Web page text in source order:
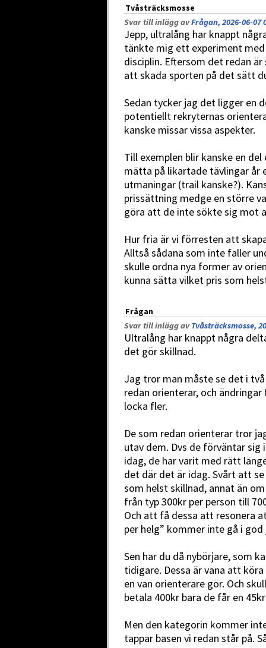
Tvåsträcksmosse
Svar till inlägg avFrågan, 2026-06-07
Jepp, ultralång har knappt
tänkte mig ett experiment
disciplin. Eftersom det redan
att skada sporten på det sätt
Sedan tycker jag det ligger en
potentiellt rekryternas
kanske missar vissa aspekter.
Till exemplen blir kanske en
mätta på likartade tävlingar år
utmaningar (trail kanske?).
prissättning medge en större
göra att de inte sökte sig mot
Hur fria är vi förresten att
Alltså sådana som inte faller
skulle ordna nya former av
kunna sätta vilket pris som
Frågan
Svar till inlägg avTvåsträcksmosse,
Ultralång har knappt några
det gör skillnad.
Jag tror man måste se det i
redan orienterar, och
locka fler.
De som redan orienterar tror
utav dem. Dvs de förväntar
idag, de har varit med rätt
det där det är idag. Svårt att
som helst skillnad, annat än
från typ 300kr per person till
Och att få dessa att resonera
per helg” kommer inte gå i god
Sen har du då nybörjare, som
tidigare. Dessa är vana att
en van orienterare gör. Och
betala 400kr bara de får en
Men den kategorin kommer
tappar basen vi redan står på.